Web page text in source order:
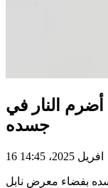
أضرم النار في
جسده
16 افريل 2025، 14:45